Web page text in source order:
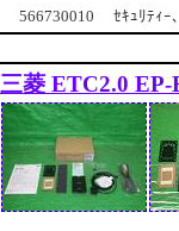
566730010 ｾｷｭﾘﾃｨｰ
三菱 ETC2.0 EP-